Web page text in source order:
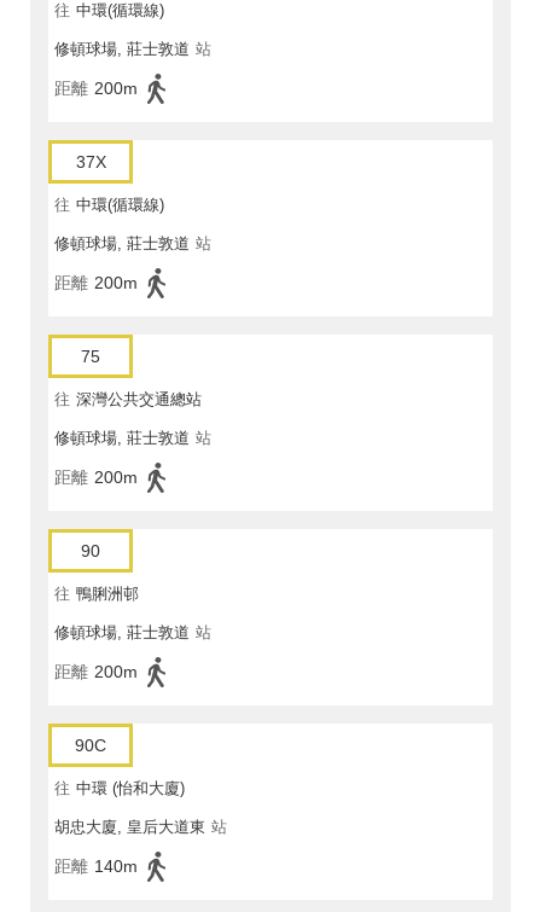
往 中環(循環線)
修頓球場, 莊士敦道 站
距離 200m
37X
往 中環(循環線)
修頓球場, 莊士敦道 站
距離 200m
75
往 深灣公共交通總站
修頓球場, 莊士敦道 站
距離 200m
90
往 鴨脷洲邨
修頓球場, 莊士敦道 站
距離 200m
90C
往 中環 (怡和大廈)
胡忠大廈, 皇后大道東 站
距離 140m